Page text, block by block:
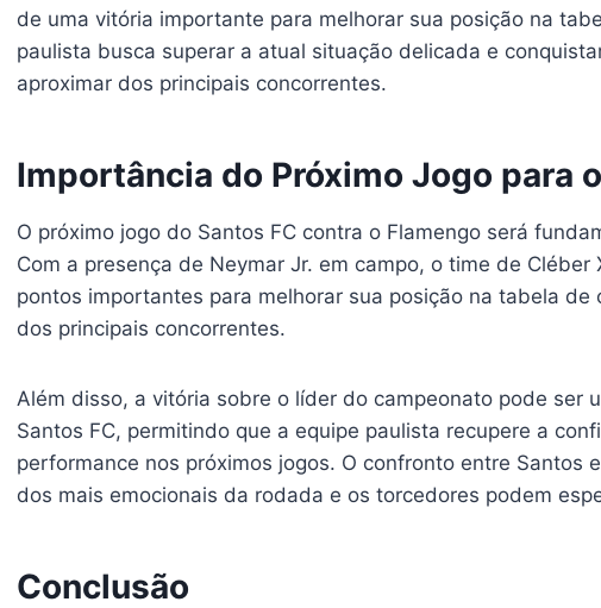
de uma vitória importante para melhorar sua posição na
paulista busca superar a atual situação delicada e
aproximar dos principais concorrentes.
Importância do Próximo Jogo para
O próximo jogo do Santos FC contra o Flamengo será
Com a presença de Neymar Jr. em campo, o time de
pontos importantes para melhorar sua posição na tabela de
dos principais concorrentes.
Além disso, a vitória sobre o líder do campeonato pode ser
Santos FC, permitindo que a equipe paulista recupere a
performance nos próximos jogos. O confronto entre Santos
dos mais emocionais da rodada e os torcedores podem
Conclusão